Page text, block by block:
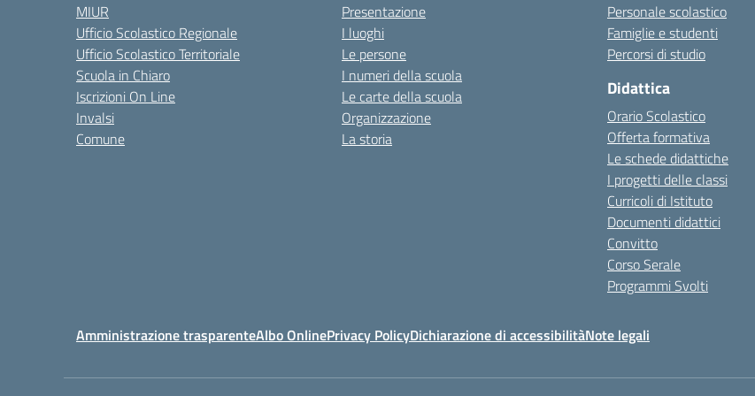
MIUR
Ufficio Scolastico Regionale
Ufficio Scolastico Territoriale
Scuola in Chiaro
Iscrizioni On Line
Invalsi
Comune
Presentazione
I luoghi
Le persone
I numeri della scuola
Le carte della scuola
Organizzazione
La storia
Personale scolastico
Famiglie e studenti
Percorsi di studio
Didattica
Orario Scolastico
Offerta formativa
Le schede didattiche
I progetti delle classi
Curricoli di Istituto
Documenti didattici
Convitto
Corso Serale
Programmi Svolti
Amministrazione trasparenteAlbo OnlinePrivacy PolicyDichiarazione di accessibilitàNote legali